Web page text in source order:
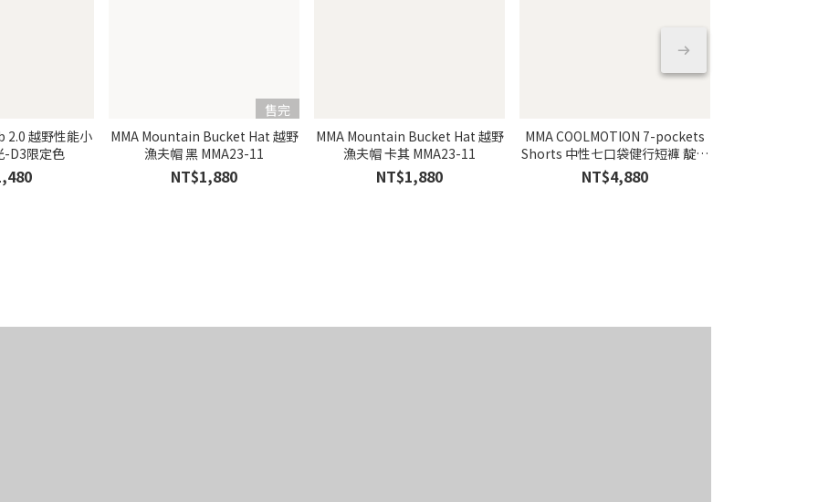
2.0 越野性能小
-D3限定色
售完
MMA Mountain Bucket Hat 越野
漁夫帽 黑 MMA23-11
NT$1,880
MMA Mountain Bucket Hat 越野
漁夫帽 卡其 MMA23-11
NT$1,880
MMA COOLMOTION 7-pockets
Shorts 中性七口袋健行短褲 靛藍
色 MMA23-34
NT$4,880